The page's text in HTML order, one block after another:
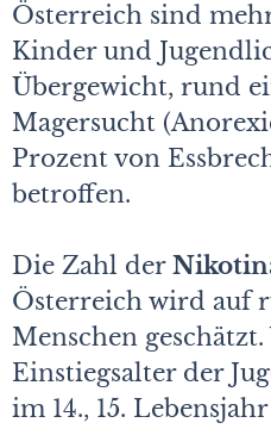
Österreich sind
Kinder und
Übergewicht, rund
Magersucht
Prozent von
betroffen.
Die Zahl der Nikotin
Österreich wird auf
Menschen
Einstiegsalter der
im 14., 15.